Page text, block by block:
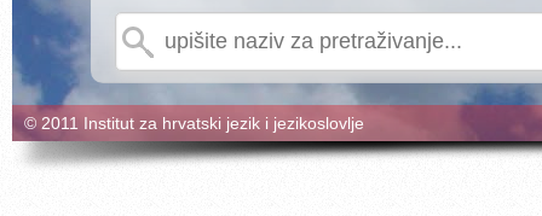
© 2011 Institut za hrvatski jezik i jezikoslovlje